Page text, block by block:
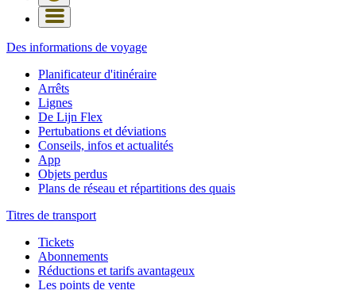
Des informations de voyage
Planificateur d'itinéraire
Arrêts
Lignes
De Lijn Flex
Pertubations et déviations
Conseils, infos et actualités
App
Objets perdus
Plans de réseau et répartitions des quais
Titres de transport
Tickets
Abonnements
Réductions et tarifs avantageux
Les points de vente